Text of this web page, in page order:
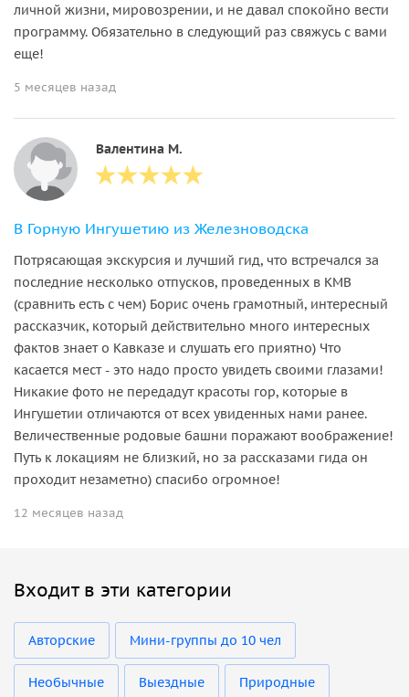
личной жизни, мировозрении, и не давал спокойно вести
программу. Обязательно в следующий раз свяжусь с вами
еще!
5 месяцев назад
Валентина М.
В Горную Ингушетию из Железноводска
Потрясающая экскурсия и лучший гид, что встречался за
последние несколько отпусков, проведенных в КМВ
(сравнить есть с чем) Борис очень грамотный, интересный
рассказчик, который действительно много интересных
фактов знает о Кавказе и слушать его приятно) Что
касается мест - это надо просто увидеть своими глазами!
Никакие фото не передадут красоты гор, которые в
Ингушетии отличаются от всех увиденных нами ранее.
Величественные родовые башни поражают воображение!
Путь к локациям не близкий, но за рассказами гида он
проходит незаметно) спасибо огромное!
12 месяцев назад
Входит в эти категории
Авторские Мини-группы до 10 чел
Необычные Выездные Природные